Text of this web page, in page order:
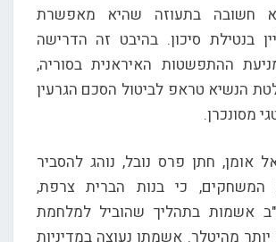
חשובה בתעוזה שהיא מאפשרת
בנטילת סיכון. בהיבט זה הדרישה
ההתפשטות האיראנית בסוריה,
הנשיא טראפ לביטול הסכם הגרעין
מסונכרן.
אומן, חתן פרס נובל, נוהג להסביר
המשחקים, כי בנות הברית צרפת,
אשמות בתהליך שהוביל למלחמת
מהיטלר. אשמתן נעוצה במדיניות